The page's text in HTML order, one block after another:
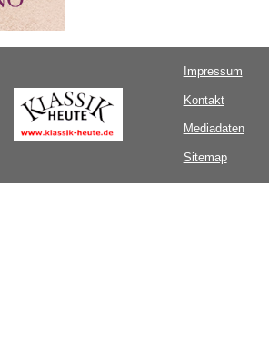
Impressum
Kontakt
Mediadaten
Sitemap